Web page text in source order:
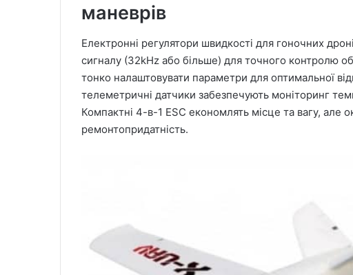
маневрів
Електронні регулятори швидкості для гоночних
сигналу (32kHz або більше) для точного контролю
тонко налаштовувати параметри для оптимальної
телеметричні датчики забезпечують моніторинг
Компактні 4-в-1 ESC економлять місце та вагу, але
ремонтопридатність.